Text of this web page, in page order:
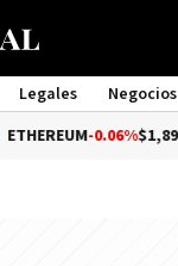
Legales Negocios
-0.06%$1,896.49